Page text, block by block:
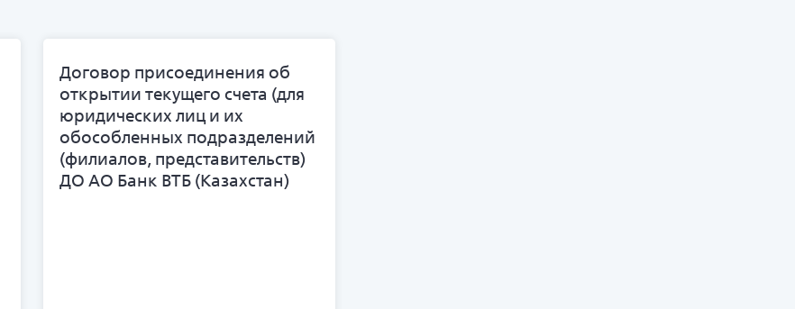
Договор присоединения об
открытии текущего счета (для
юридических лиц и их
обособленных подразделений
(филиалов, представительств)
ДО АО Банк ВТБ (Казахстан)